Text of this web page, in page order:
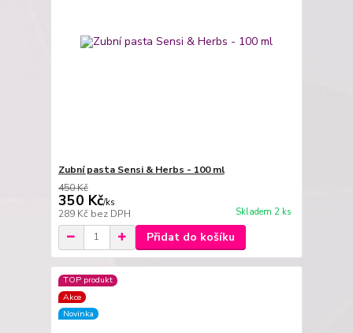
Zubní pasta Sensi & Herbs - 100 ml
450 Kč
350 Kč/ks
289 Kč bez DPH Skladem 2 ks
Přidat do košíku
TOP produkt
Akce
Novinka